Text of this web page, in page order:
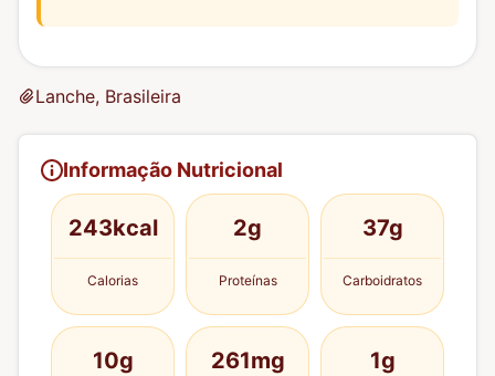
Lanche, Brasileira
Informação Nutricional
243kcal
Calorias
2g
Proteínas
37g
Carboidratos
10g 261mg 1g